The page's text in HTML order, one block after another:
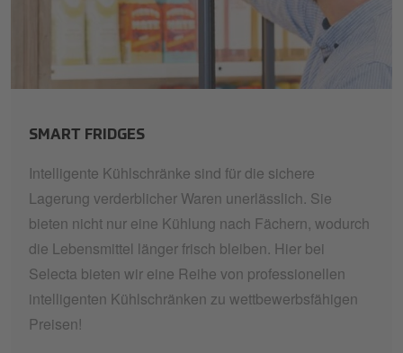
SMART FRIDGES
Intelligente Kühlschränke sind für die sichere
Lagerung verderblicher Waren unerlässlich. Sie
bieten nicht nur eine Kühlung nach Fächern, wodurch
die Lebensmittel länger frisch bleiben. Hier bei
Selecta bieten wir eine Reihe von professionellen
intelligenten Kühlschränken zu wettbewerbsfähigen
Preisen!